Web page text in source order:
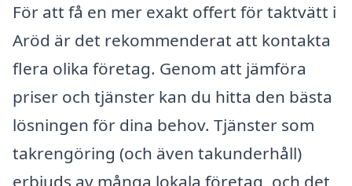
För att få en mer exakt offert för taktvätt i
Aröd är det rekommenderat att kontakta
flera olika företag. Genom att jämföra
priser och tjänster kan du hitta den bästa
lösningen för dina behov. Tjänster som
takrengöring (och även takunderhåll)
erbjuds av många lokala företag, och det